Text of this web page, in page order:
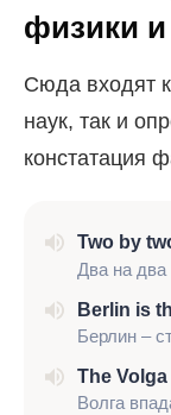
физики и
Сюда входят
наук, так и
констатация
Two by
Два на два
Berlin is
Берлин –
The
Волга